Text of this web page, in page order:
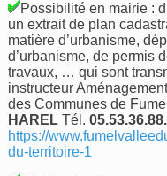
Possibilité en mairie :
un extrait de plan
matière d’urbanisme,
d’urbanisme, de permis
travaux, … qui sont
instructeur
des Communes de
HARELTél.
https://
du-territoire-1